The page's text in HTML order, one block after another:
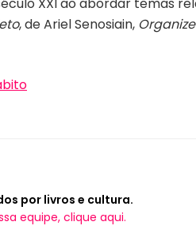
, de Ariel Senosiain,
por livros e cultura.
equipe, clique aqui.